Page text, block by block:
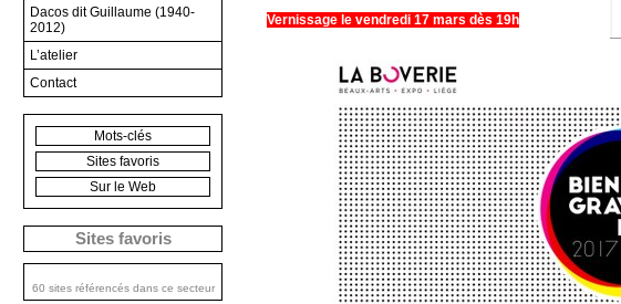
Vernissage le vendredi 17 mars dès 19h
Dacos dit Guillaume (1940-
2012)
L’atelier
Contact
Mots-clés
Sites favoris
Sur le Web
Sites favoris
60 sites référencés dans ce secteur